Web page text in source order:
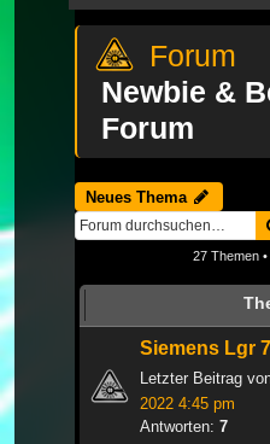
Newbie &
Forum
Neues Thema
27 Themen
Siemens Lgr
Letzter Beitrag
2022 4:45 pm
Antworten: 7